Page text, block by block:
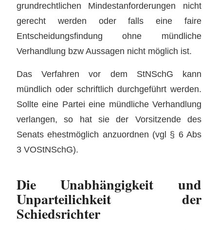
grundrechtlichen Mindestanforderungen nicht
gerecht werden oder falls eine faire
Entscheidungsfindung ohne mündliche
Verhandlung bzw Aussagen nicht möglich ist.
Das Verfahren vor dem StNSchG kann
mündlich oder schriftlich durchgeführt werden.
Sollte eine Partei eine mündliche Verhandlung
verlangen, so hat sie der Vorsitzende des
Senats ehestmöglich anzuordnen (vgl § 6 Abs
3 VOStNSchG).
Die Unabhängigkeit und
Unparteilichkeit der
Schiedsrichter